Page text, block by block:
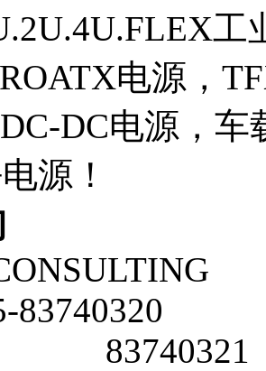
工
电源，
DC电源，
源！
83740320